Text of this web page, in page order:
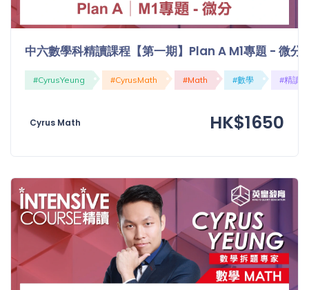
中六數學科精讀課程【第一期】Plan A M1專題 - 微分
#CyrusYeung #CyrusMath #Math #數學 #精讀
Cyrus Math HK$1650